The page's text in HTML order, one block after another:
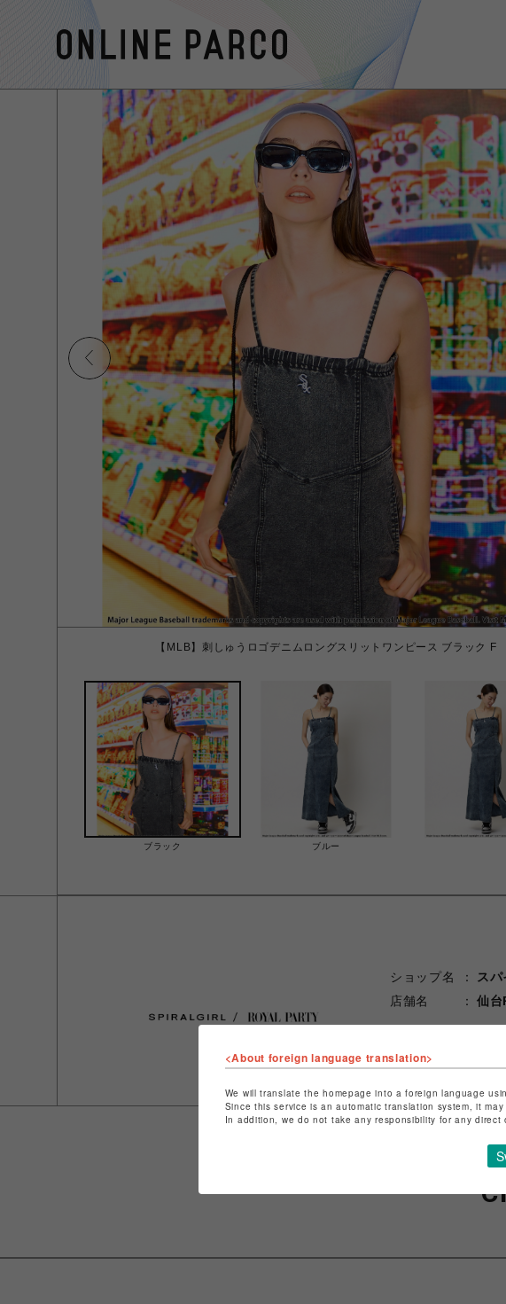
【MLB】刺しゅうロゴデニムロングスリットワンピース ブラック F
ブラック ブルー
ショップ名
ス
店舗名
仙台
ショップお問い合わ
<About foreign language translation>
We will translate the homepage into a foreign language
Since this service is an automatic translation system, it
In addition, we do not take any responsibility for any